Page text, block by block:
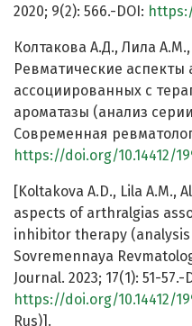
2020; 9(2): 566.-DOI:
Колтакова А.Д., Лила
Ревматические аспекты
ассоциированных с
ароматазы (анализ
Современная
https://doi.org/10.14412/
[Koltakova A.D., Lila A.M.,
aspects of arthralgias
inhibitor therapy
Sovremennaya
Journal. 2023; 17(1): 51-57.-
https://doi.org/10.14412/
Rus)].